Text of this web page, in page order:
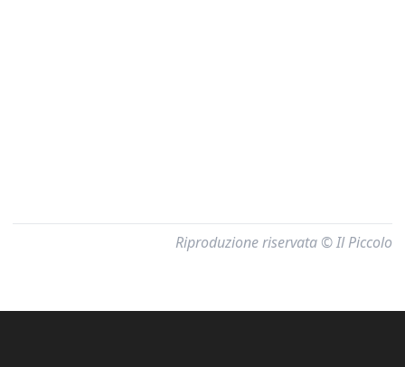
Riproduzione riservata © Il Piccolo